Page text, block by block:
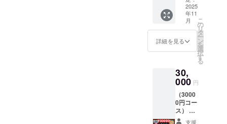
はイ
メージ
サンプ
ルで
す） ・
配布）
・実録
「ファ
イナル
リクエ
スト
＆トー
ショー
参加チ
ケット
・二次
ト（飲
食費
別） ・
特製ア
クリル
スタン
ド（大
2025
年11
月
詳細を見る
こ
の
リ
タ
ー
ン
を
選
択
す
る
30,
000 円
（3000
0円コー
ス） ・
「ファ
支援